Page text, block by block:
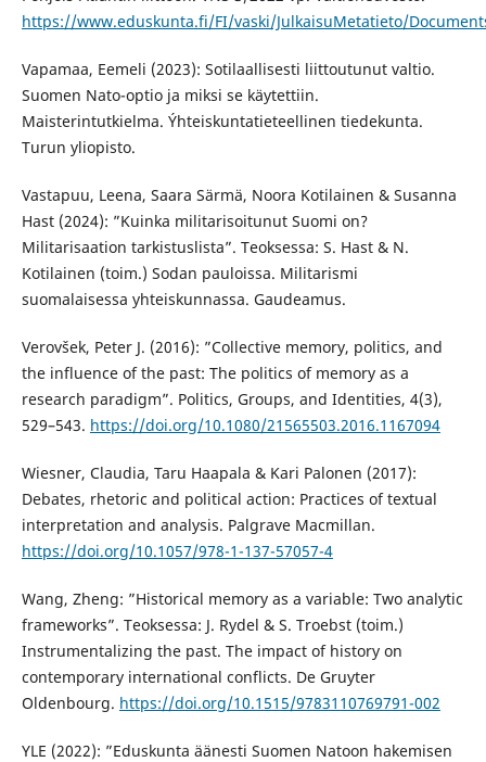
https://www.eduskunta.fi/FI/vaski/JulkaisuMetatieto/
Vapamaa, Eemeli (2023): Sotilaallisesti liittoutunut valtio.
Suomen Nato-optio ja miksi se käytettiin.
Maisterintutkielma. Ýhteiskuntatieteellinen tiedekunta.
Turun yliopisto.
Vastapuu, Leena, Saara Särmä, Noora Kotilainen & Susanna
Hast (2024): ”Kuinka militarisoitunut Suomi on?
Militarisaation tarkistuslista”. Teoksessa: S. Hast & N.
Kotilainen (toim.) Sodan pauloissa. Militarismi
suomalaisessa yhteiskunnassa. Gaudeamus.
Verovšek, Peter J. (2016): ”Collective memory, politics, and
the influence of the past: The politics of memory as a
research paradigm”. Politics, Groups, and Identities, 4(3),
529–543. https://doi.org/10.1080/21565503.2016.1167094
Wiesner, Claudia, Taru Haapala & Kari Palonen (2017):
Debates, rhetoric and political action: Practices of textual
interpretation and analysis. Palgrave Macmillan.
https://doi.org/10.1057/978-1-137-57057-4
Wang, Zheng: ”Historical memory as a variable: Two analytic
frameworks”. Teoksessa: J. Rydel & S. Troebst (toim.)
Instrumentalizing the past. The impact of history on
contemporary international conflicts. De Gruyter
Oldenbourg. https://doi.org/10.1515/9783110769791-002
YLE (2022): ”Eduskunta äänesti Suomen Natoon hakemisen